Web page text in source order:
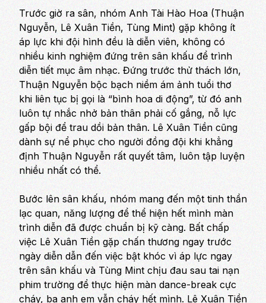
Trước giờ ra sân, nhóm Anh Tài Hào Hoa (Thuận
Nguyễn, Lê Xuân Tiền, Tùng Mint) gặp không ít
áp lực khi đội hình đều là diễn viên, không có
nhiều kinh nghiệm đứng trên sân khấu để trình
diễn tiết mục âm nhạc. Đứng trước thử thách lớn,
Thuận Nguyễn bộc bạch niềm ám ảnh tuổi thơ
khi liên tục bị gọi là “bình hoa di động”, từ đó anh
luôn tự nhắc nhở bản thân phải cố gắng, nỗ lực
gấp bội để trau dồi bản thân. Lê Xuân Tiền cũng
dành sự nể phục cho người đồng đội khi khẳng
định Thuận Nguyễn rất quyết tâm, luôn tập luyện
nhiều nhất có thể.
Bước lên sân khấu, nhóm mang đến một tinh thần
lạc quan, năng lượng để thể hiện hết mình màn
trình diễn đã được chuẩn bị kỹ càng. Bất chấp
việc Lê Xuân Tiền gặp chấn thương ngay trước
ngày diễn dẫn đến việc bật khóc vì áp lực ngay
trên sân khấu và Tùng Mint chịu đau sau tai nạn
phim trường để thực hiện màn dance-break cực
cháy, ba anh em vẫn cháy hết mình. Lê Xuân Tiền